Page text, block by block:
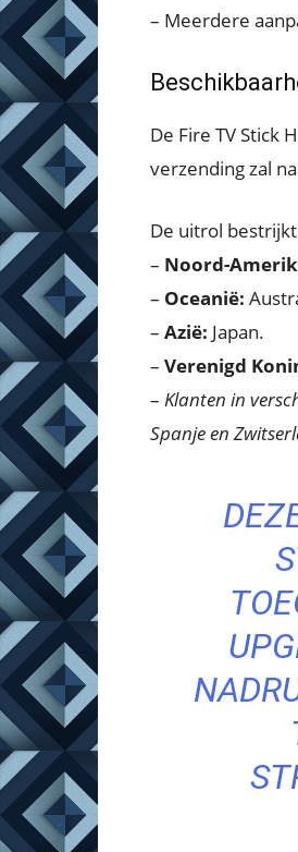
– Meerdere
De Fire TV Stick
verzending zal
De uitrol
– Noord-
– Oceanië:
– Azië: Japan.
– Verenigd
– Klanten in
Spanje en